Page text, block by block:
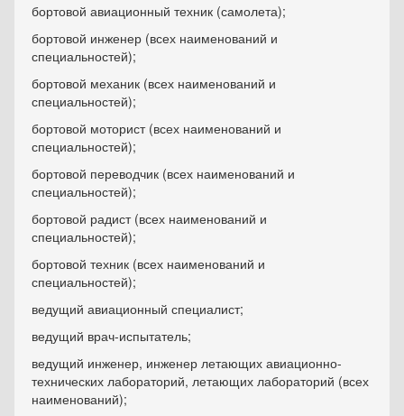
бортовой авиационный техник (самолета);
бортовой инженер (всех наименований и
специальностей);
бортовой механик (всех наименований и
специальностей);
бортовой моторист (всех наименований и
специальностей);
бортовой переводчик (всех наименований и
специальностей);
бортовой радист (всех наименований и
специальностей);
бортовой техник (всех наименований и
специальностей);
ведущий авиационный специалист;
ведущий врач-испытатель;
ведущий инженер, инженер летающих авиационно-
технических лабораторий, летающих лабораторий (всех
наименований);